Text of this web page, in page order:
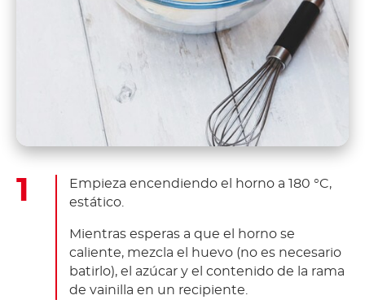
Empieza encendiendo el horno a 180 °C,
estático.
Mientras esperas a que el horno se
caliente, mezcla el huevo (no es necesario
batirlo), el azúcar y el contenido de la rama
de vainilla en un recipiente.